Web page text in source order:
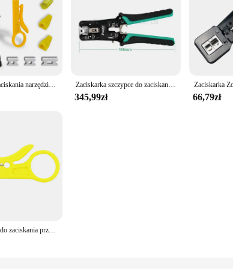
Szczypce do zaciskania narzędzie RJ45 zaciskarka RJ11 RJ45 sieć Ethernet szczypce do ściągania izolacji do cięcia przewód LAN dla 6P 8P RJ-11/RJ-12 RJ-45 Zaciskarka szczypce do zaciskania Pro'skit CP-376AR przenośna perforowana zaciskarka do kabli sieciowych RJ45 narzędzie tnące striptizerka dziurkacz CAT7
345,99zł 66,79zł
Mini szczypce do zaciskania przewodów Narzędzie do zaciskania Narzędzie do zaciskania kabli Dziurkacz do kabla sieciowego RJ45 Cat5 (